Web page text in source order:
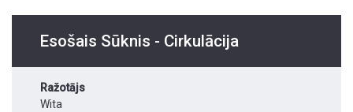
Esošais Sūknis - Cirkulācija
Ražotājs
Wita